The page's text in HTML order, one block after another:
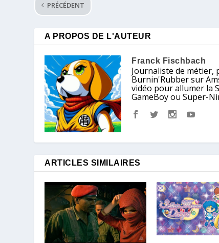
PRÉCÉDENT
A PROPOS DE L'AUTEUR
Franck Fischbach
Journaliste de métier,
Burnin'Rubber sur
vidéo pour allumer la
GameBoy ou Super-
ARTICLES SIMILAIRES